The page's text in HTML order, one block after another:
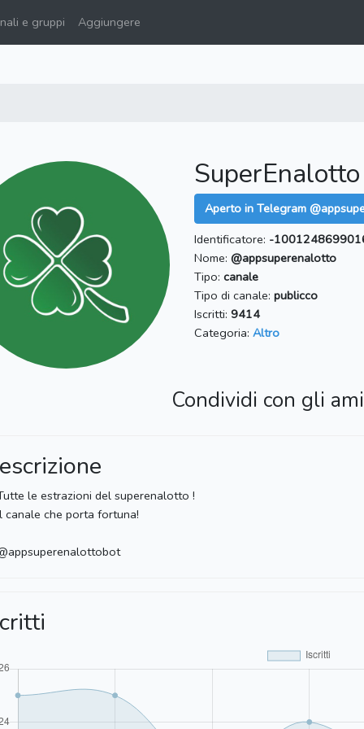
e gruppi Aggiungere
SuperEnalotto
Aperto in Telegram
Identificatore: -
Nome: @appsuperenalotto
Tipo: canale
Tipo di canale: publicco
Iscritti: 9414
Categoria: Altro
Condividi con gli
le estrazioni del superenalotto !
canale che porta fortuna!